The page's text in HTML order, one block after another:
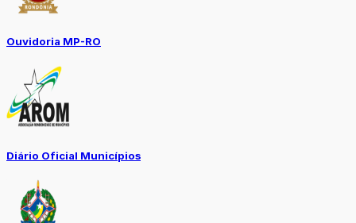
Ouvidoria MP-RO
Diário Oficial Municípios